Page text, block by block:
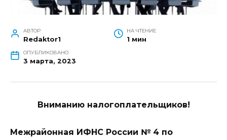
АВТОР
Redaktor1
НА ЧТЕНИЕ
1 мин
ОПУБЛИКОВАНО
3 марта, 2023
Вниманию налогоплательщиков!
Межрайонная ИФНС России № 4 по